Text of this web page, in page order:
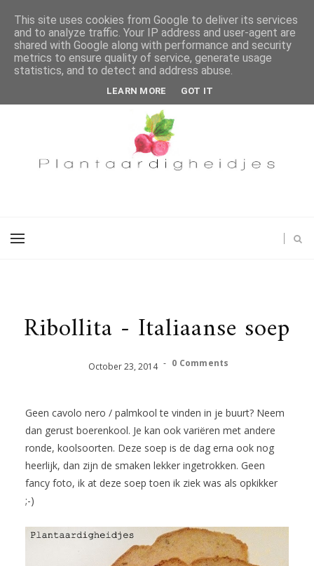
Ribollita - Italiaanse soep
October23,2014 - 0 Comments
Geen cavolo nero / palmkool te vinden in je buurt? Neem
dan gerust boerenkool. Je kan ook variëren met andere
ronde, koolsoorten. Deze soep is de dag erna ook nog
heerlijk, dan zijn de smaken lekker ingetrokken. Geen
fancy foto, ik at deze soep toen ik ziek was als opkikker
;-)
This site uses cookies from Google to deliver its services
and to analyze traffic. Your IP address and user-agent are
shared with Google along with performance and security
metrics to ensure quality of service, generate usage
statistics, and to detect and address abuse.
LEARN MORE GOT IT